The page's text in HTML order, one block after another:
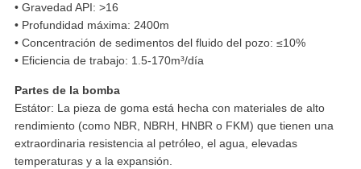
• Gravedad API: >16
• Profundidad máxima: 2400m
• Concentración de sedimentos del fluido del pozo: ≤10%
• Eficiencia de trabajo: 1.5-170m³/día
Partes de la bomba
Estátor: La pieza de goma está hecha con materiales de alto
rendimiento (como NBR, NBRH, HNBR o FKM) que tienen una
extraordinaria resistencia al petróleo, el agua, elevadas
temperaturas y a la expansión.